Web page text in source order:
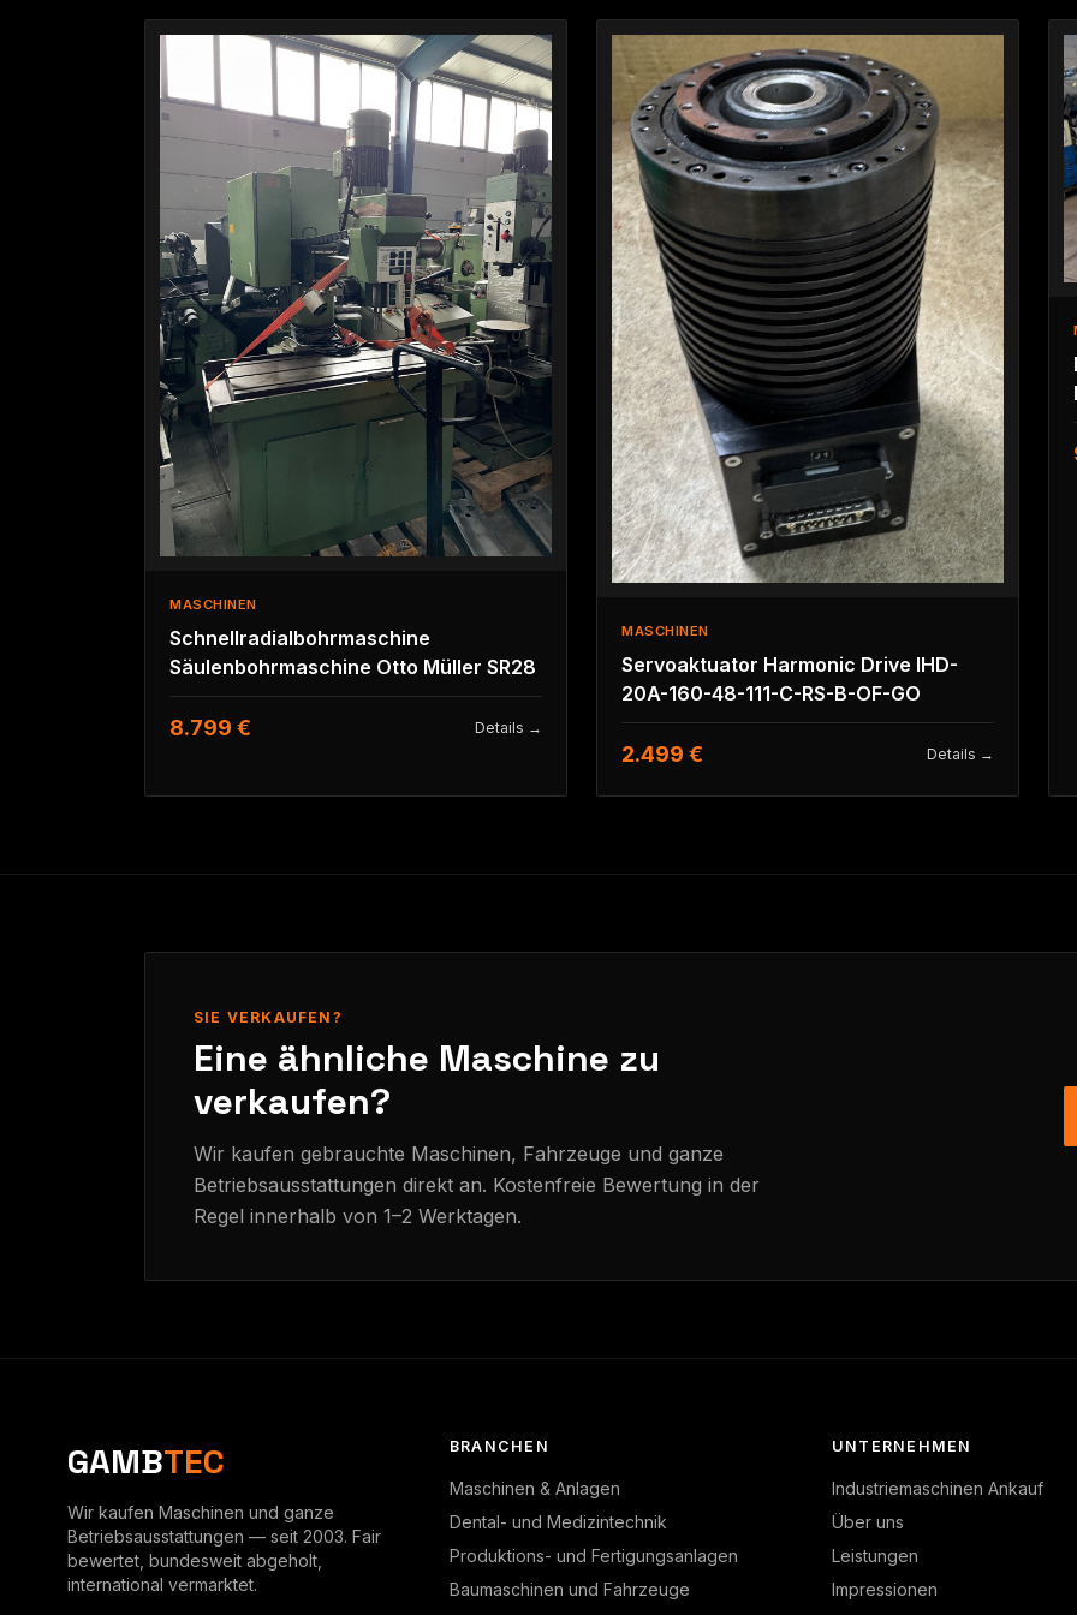
MASCHINEN
Schnellradialbohrmaschine
Säulenbohrmaschine Otto Müller SR28
8.799 € Details →
MASCHINEN
Servoaktuator Harmonic Drive IHD-
20A-160-48-111-C-RS-B-OF-GO
2.499 € Details →
SIE VERKAUFEN?
Eine ähnliche Maschine zu
verkaufen?
Wir kaufen gebrauchte Maschinen, Fahrzeuge und ganze
Betriebsausstattungen direkt an. Kostenfreie Bewertung in der
Regel innerhalb von 1–2 Werktagen.
GAMBTEC
Wir kaufen Maschinen und ganze
Betriebsausstattungen — seit 2003. Fair
bewertet, bundesweit abgeholt,
international vermarktet.
BRANCHEN
Maschinen & Anlagen
Dental- und Medizintechnik
Produktions- und Fertigungsanlagen
Baumaschinen und Fahrzeuge
UNTERNEHMEN
Industriemaschinen Ankauf
Über uns
Leistungen
Impressionen